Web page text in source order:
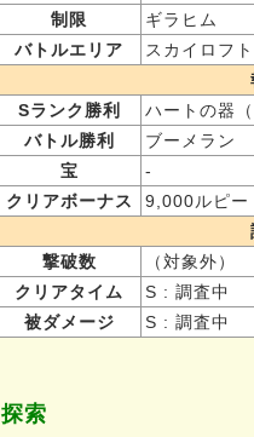
制限
ギラヒム
バトルエリア
スカイロフト
Sランク勝利
ハートの器（
バトル勝利
ブーメラン
宝
-
クリアボーナス
9,000ルピー
撃破数
（対象外）
クリアタイム
S : 調査中
被ダメージ
S : 調査中
探索